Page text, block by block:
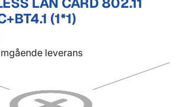
(1*1)
leverans